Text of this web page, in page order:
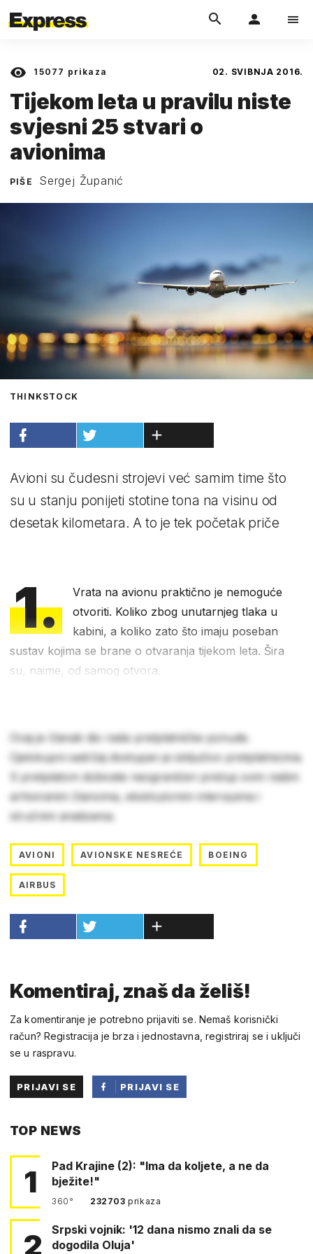
15077 prikaza 02. SVIBNJA 2016.
Tijekom leta u pravilu niste
svjesni 25 stvari o
avionima
PIŠE Sergej Županić
THINKSTOCK
Avioni su čudesni strojevi već samim time što
su u stanju ponijeti stotine tona na visinu od
desetak kilometara. A to je tek početak priče
1.
Vrata na avionu praktično je nemoguće
otvoriti. Koliko zbog unutarnjeg tlaka u
kabini, a koliko zato što imaju poseban
sustav kojima se brane o otvaranja tijekom leta. Šira
su, naime, od samog otvora.
Ovaj je članak dio naše pretplatničke ponude.
Cjelokupni sadržaj dostupan je isključivo pretplatnicima.
S pretplatom dobivate neograničen pristup svim našim
arhiviranim člancima, ekskluzivnim intervjuima i
stručnim analizama.
AVIONI AVIONSKE NESREĆE BOEING
AIRBUS
Komentiraj, znaš da želiš!
Za komentiranje je potrebno prijaviti se. Nemaš korisnički
račun? Registracija je brza i jednostavna, registriraj se i uključi
se u raspravu.
PRIJAVI SE
PRIJAVI SE
TOP NEWS
1
Pad Krajine (2): "Ima da koljete, a ne da
bježite!"
360° 232703prikaza
2
Srpski vojnik: '12 dana nismo znali da se
dogodila Oluja'